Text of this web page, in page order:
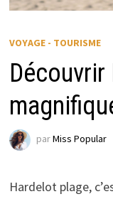
VOYAGE - TOURISME
parMiss Popular
Hardelot plage,